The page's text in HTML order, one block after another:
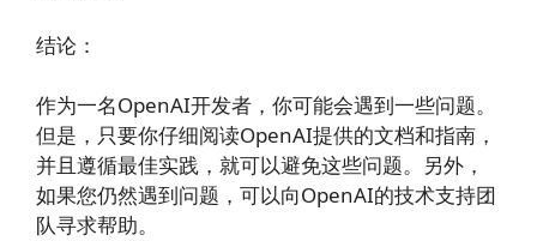
结论：
作为一名OpenAI开发者，你可能会遇到一些问题。
但是，只要你仔细阅读OpenAI提供的文档和指南，
并且遵循最佳实践，就可以避免这些问题。另外，
如果您仍然遇到问题，可以向OpenAI的技术支持团
队寻求帮助。